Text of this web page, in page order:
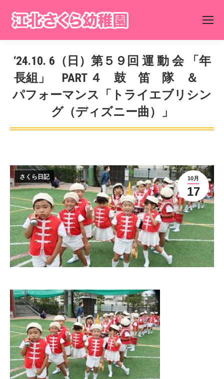
‘24.10. 6（日）第５９回 運 動 会 「年
長組」 PART ４ 鼓 笛 隊 ＆
パフォーマンス「トライエブリシン
グ（ディズニー曲）」
You are here:
10月
17
さくら日記